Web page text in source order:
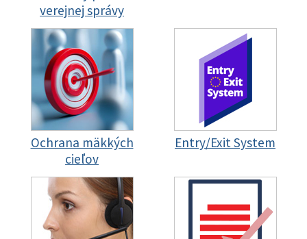
verejnej správy
Ochrana mäkkých
cieľov
Entry/Exit System